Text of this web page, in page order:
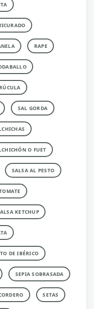
RAPE
RÚCULA
SAL GORDA
O FUET
SALSA AL PESTO
KETCHUP
DE IBÉRICO
SEPIA SOBRASADA
SETAS